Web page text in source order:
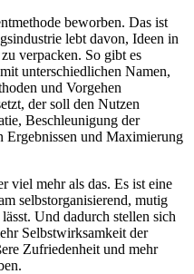
beworben. Das ist
lebt davon, Ideen in
verpacken. So gibt es
unterschiedlichen Namen,
und Vorgehen
der soll den Nutzen
Beschleunigung der
und Maximierung
viel mehr als das. Es ist eine
selbstorganisierend, mutig
Und dadurch stellen sich
Selbstwirksamkeit der
Zufriedenheit und mehr